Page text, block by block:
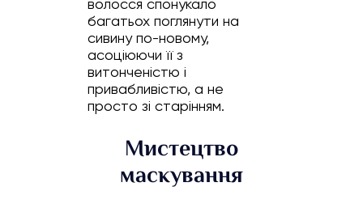
волосся спонукало
багатьох поглянути на
сивину по-новому,
асоціюючи її з
витонченістю і
привабливістю, а не
просто зі старінням.
Мистецтво
маскування